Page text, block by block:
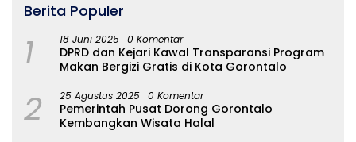
Berita Populer
1 18 Juni 2025 0 Komentar
DPRD dan Kejari Kawal Transparansi Program
Makan Bergizi Gratis di Kota Gorontalo
2 25 Agustus 2025 0 Komentar
Pemerintah Pusat Dorong Gorontalo
Kembangkan Wisata Halal